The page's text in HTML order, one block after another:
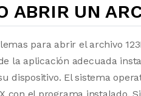
ABRIR UN
para abrir el archivo
la aplicación adecuada
dispositivo. El sistema